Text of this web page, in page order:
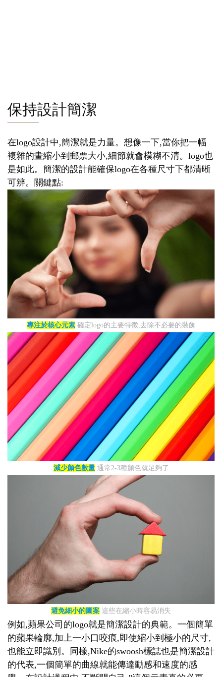
保持設計簡潔
在logo設計中,簡潔就是力量。想像一下,當你把一幅
複雜的畫縮小到郵票大小,細節就會模糊不清。logo也
是如此。簡潔的設計能確保logo在各種尺寸下都清晰
可辨。關鍵點:
專注於核心元素確定logo的主要特徵,去除不必要的裝飾
減少顏色數量通常2-3種顏色就足夠了
避免細小的圖案 這些在縮小時容易消失
例如,蘋果公司的logo就是簡潔設計的典範。一個簡單
的蘋果輪廓,加上一小口咬痕,即使縮小到極小的尺寸,
也能立即識別。同樣,Nike的swoosh標誌也是簡潔設計
的代表,一個簡單的曲線就能傳達動感和速度的感